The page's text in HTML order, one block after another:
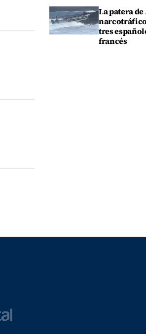
La patera
tres
francés